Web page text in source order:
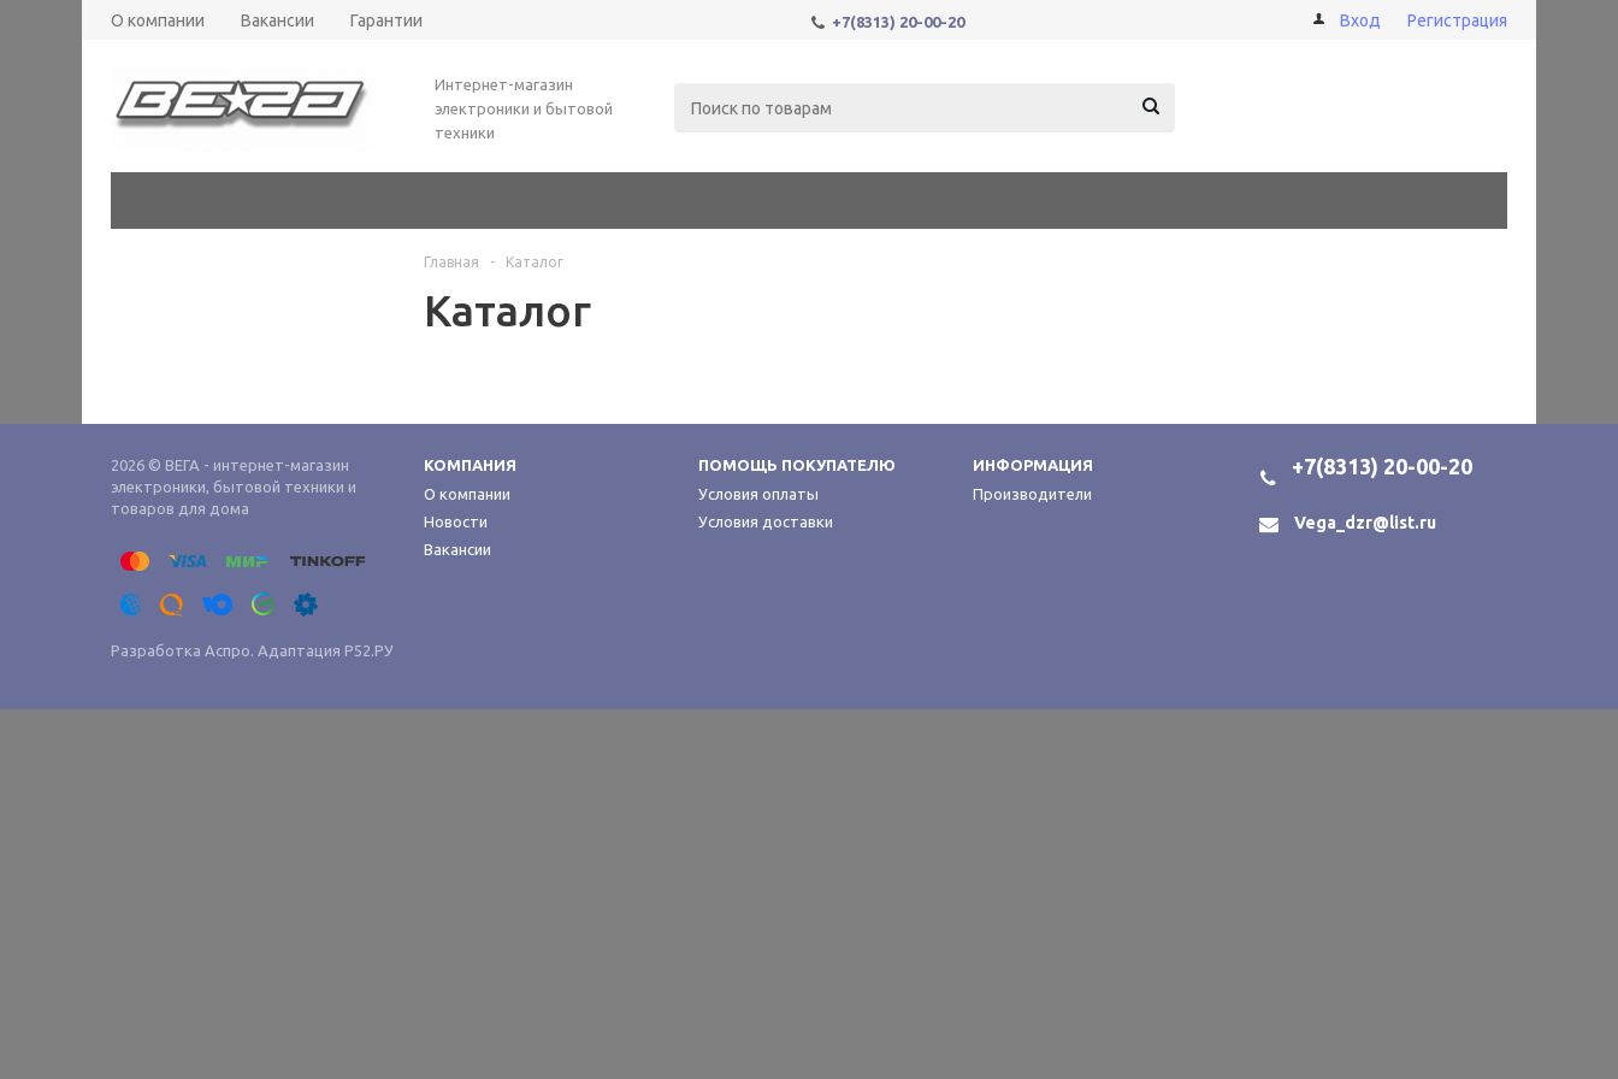
О компании Вакансии Гарантии +7(8313) 20-00-20 Вход Регистрация
Интернет-магазин
электроники и бытовой
техники
Главная - Каталог
Каталог
2026 © ВЕГА - интернет-магазин
электроники, бытовой техники и
товаров для дома
Разработка Аспро. Адаптация Р52.РУ
КОМПАНИЯ ПОМОЩЬ ПОКУПАТЕЛЮ
ИНФОРМАЦИЯ
О компании
Новости
Вакансии
Условия оплаты
Условия доставки
Производители
+7(8313) 20-00-20
Vega_dzr@list.ru